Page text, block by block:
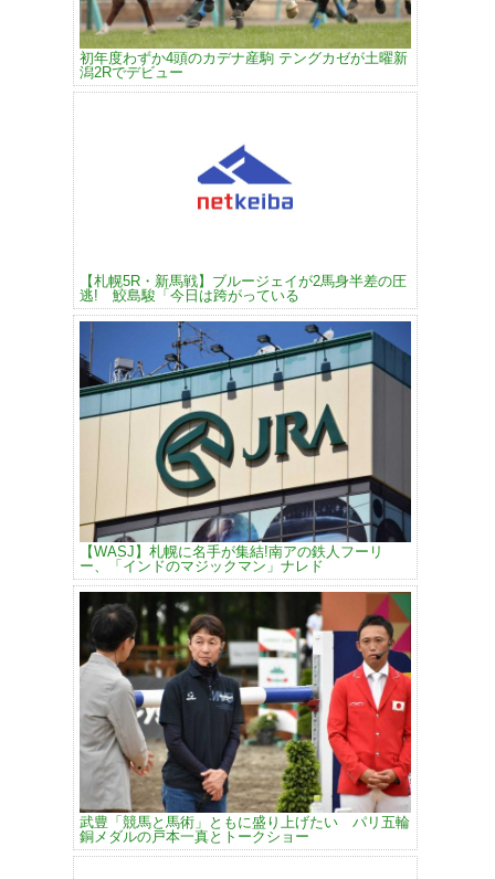
初年度わずか4頭のカデナ産駒 テングカゼが土曜新
潟2Rでデビュー
【札幌5R・新馬戦】ブルージェイが2馬身半差の圧
逃! 鮫島駿「今日は跨がっている
【WASJ】札幌に名手が集結!南アの鉄人フーリ
ー、「インドのマジックマン」ナレド
武豊「競馬と馬術」ともに盛り上げたい パリ五輪
銅メダルの戸本一真とトークショー